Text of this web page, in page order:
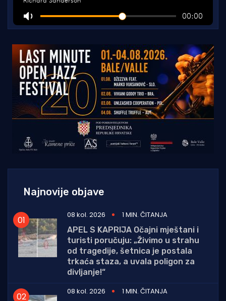
Najnovije objave
08 kol. 2026
1 MIN. ČITANJA
APEL S KAPRIJA Očajni mještani i
turisti poručuju: „Živimo u strahu
od tragedije, šetnica je postala
trkaća staza, a uvala poligon za
divljanje!“
08 kol. 2026
1 MIN. ČITANJA